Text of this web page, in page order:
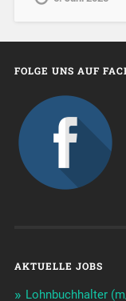
FOLGE UNS AUF
AKTUELLE JOBS
Lohnbuchhalter